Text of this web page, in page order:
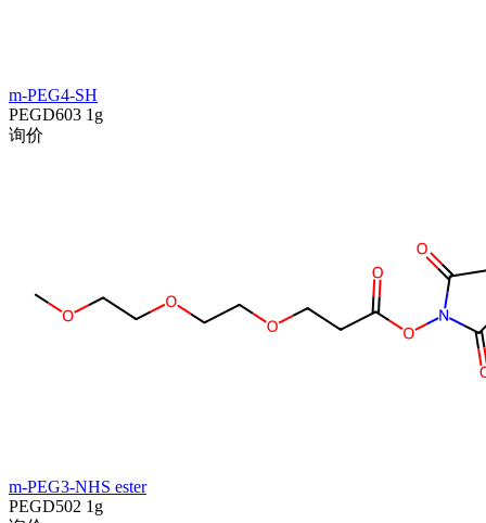
m-PEG4-SH
PEGD603 1g
询价
m-PEG3-NHS ester
PEGD502 1g